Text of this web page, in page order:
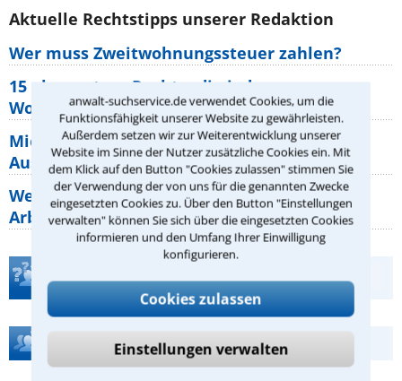
anwalt-suchservice.de verwendet Cookies, um die
Funktionsfähigkeit unserer Website zu gewährleisten.
Außerdem setzen wir zur Weiterentwicklung unserer
Website im Sinne der Nutzer zusätzliche Cookies ein. Mit
dem Klick auf den Button "Cookies zulassen" stimmen Sie
der Verwendung der von uns für die genannten Zwecke
eingesetzten Cookies zu. Über den Button "Einstellungen
verwalten" können Sie sich über die eingesetzten Cookies
informieren und den Umfang Ihrer Einwilligung
konfigurieren.
Cookies zulassen
Einstellungen verwalten
Aktuelle Rechtstipps unserer Redaktion
Wer muss Zweitwohnungssteuer zahlen?
15 elementare Rechte, die jeder
Wohnungseigentümer kennen sollte
Mietpreisbremse 2026: Alle Regeln,
Ausnahmen und Rechte für Mieter
Welche Regeln für Teilnahme, Urlaub,
Arbeitszeit gelten beim
Teste Dein Rechtswissen
Hilfe bei Ihrer Anwaltsuche?